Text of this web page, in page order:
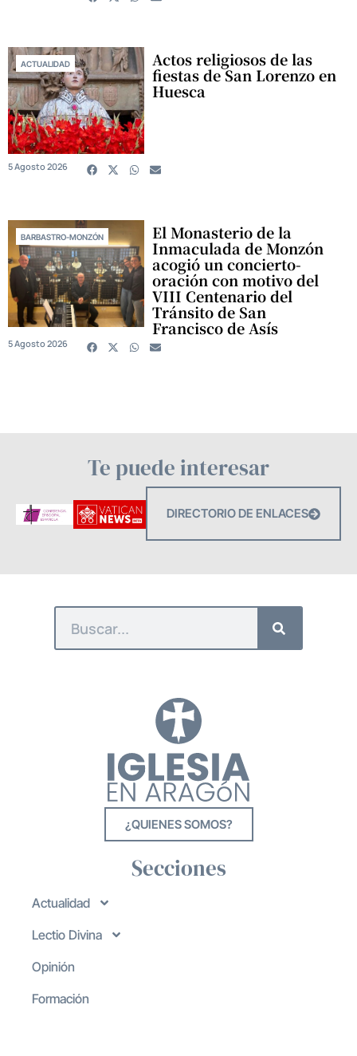
ACTUALIDAD Actos religiosos de las
fiestas de San Lorenzo en
Huesca
5 Agosto 2026
BARBASTRO-MONZÓN El Monasterio de la
Inmaculada de Monzón
acogió un concierto-
oración con motivo del
VIII Centenario del
Tránsito de San
Francisco de Asís
5 Agosto 2026
Te puede interesar
DIRECTORIO DE ENLACES
¿QUIENES SOMOS?
Secciones
Actualidad
Lectio Divina
Opinión
Formación